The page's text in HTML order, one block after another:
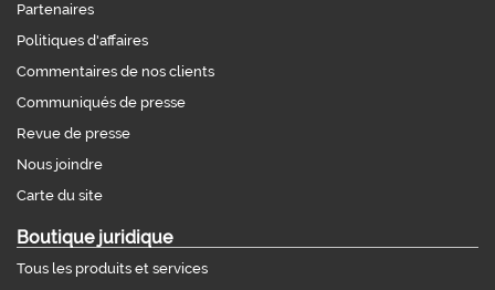
Partenaires
Politiques d'affaires
Commentaires de nos clients
Communiqués de presse
Revue de presse
Nous joindre
Carte du site
Boutique juridique
Tous les produits et services